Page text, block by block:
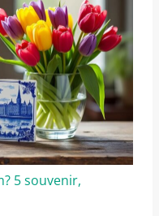
5 souvenir,